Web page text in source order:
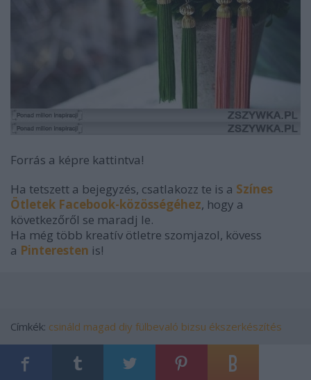
Forrás a képre kattintva!
Ha tetszett a bejegyzés, csatlakozz te is a Színes
Ötletek Facebook-közösségéhez, hogy a
következőről se maradj le.
Ha még több kreatív ötletre szomjazol, kövess
a Pinteresten is!
Címkék: csináld magad diy fülbevaló bizsu ékszerkészítés